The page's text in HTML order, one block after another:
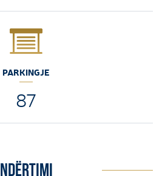
PARKINGJE
87
NDËRTIMI